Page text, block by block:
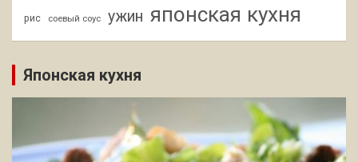
рис соевый соус ужин японская кухня
Японская кухня